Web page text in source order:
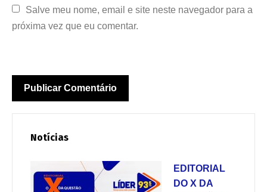
Salve meu nome, email e site neste navegador para a
próxima vez que eu comentar.
Notícias
EDITORIAL
DO X DA